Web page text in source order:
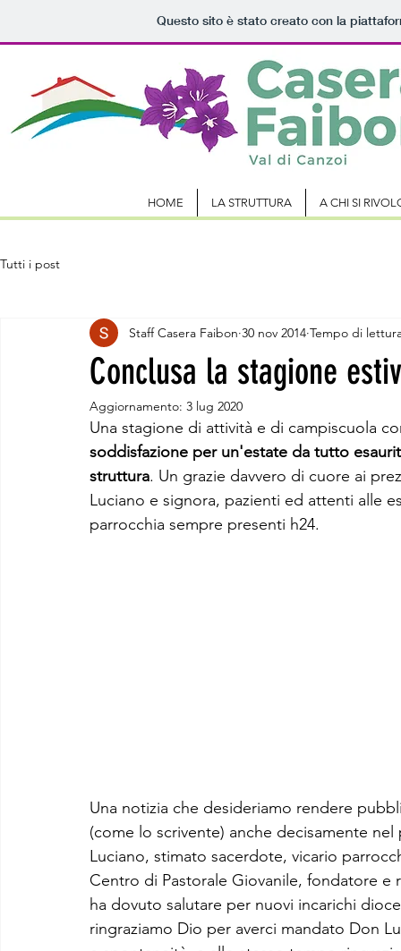
Questo sito è stato creato con la
HOME LA STRUTTURA A CHI SI
Tutti i post
Conclusa la stagione
Staff Casera Faibon 30 nov 2014 Tempo di
Aggiornamento: 3 lug 2020
Una stagione di attività e di campiscuola
soddisfazione per un'estate da tutto
struttura. Un grazie davvero di cuore ai
Luciano e signora, pazienti ed attenti alle
parrocchia sempre presenti h24.
Una notizia che desideriamo rendere
(come lo scrivente) anche decisamente
Luciano, stimato sacerdote, vicario
Centro di Pastorale Giovanile, fondatore
ha dovuto salutare per nuovi incarichi
ringraziamo Dio per averci mandato Don